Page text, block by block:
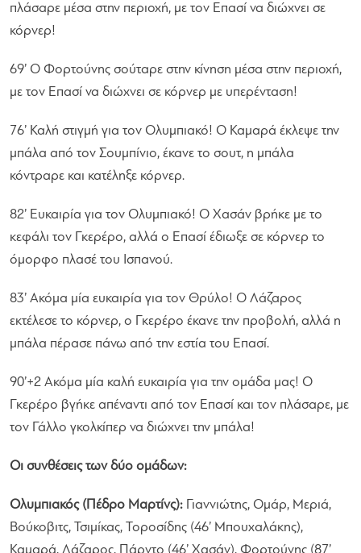
πλάσαρε μέσα στην περιοχή, με τον Επασί να διώχνει σε
κόρνερ!
69’ Ο Φορτούνης σούταρε στην κίνηση μέσα στην περιοχή,
με τον Επασί να διώχνει σε κόρνερ με υπερένταση!
76’ Καλή στιγμή για τον Ολυμπιακό! Ο Καμαρά έκλεψε την
μπάλα από τον Σουμπίνιο, έκανε το σουτ, η μπάλα
κόντραρε και κατέληξε κόρνερ.
82’ Ευκαιρία για τον Ολυμπιακό! Ο Χασάν βρήκε με το
κεφάλι τον Γκερέρο, αλλά ο Επασί έδιωξε σε κόρνερ το
όμορφο πλασέ του Ισπανού.
83’ Ακόμα μία ευκαιρία για τον Θρύλο! Ο Λάζαρος
εκτέλεσε το κόρνερ, ο Γκερέρο έκανε την προβολή, αλλά η
μπάλα πέρασε πάνω από την εστία του Επασί.
90’+2 Ακόμα μία καλή ευκαιρία για την ομάδα μας! Ο
Γκερέρο βγήκε απέναντι από τον Επασί και τον πλάσαρε, με
τον Γάλλο γκολκίπερ να διώχνει την μπάλα!
Οι συνθέσεις των δύο ομάδων:
Ολυμπιακός (Πέδρο Μαρτίνς):
Γιαννιώτης, Ομάρ, Μεριά,
Βούκοβιτς, Τσιμίκας, Τοροσίδης (46’ Μπουχαλάκης),
Καμαρά, Λάζαρος, Πάρντο (46’ Χασάν), Φορτούνης (87’